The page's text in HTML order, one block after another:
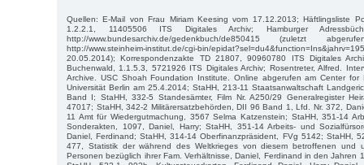
Quellen: E-Mail von Frau Miriam Keesing vom 17.12.2013; Häftlingsliste
1.2.2.1, 11405506 ITS Digitales Archiv; Hamburger
http://www.bundesarchiv.de/gedenkbuch/de850415 (zuletzt
http://www.steinheim-institut.de/cgi-bin/
20.05.2014); Korrespondenzakte TD 21807, 90960780 ITS Digitales
Buchenwald, 1.1.5.3, 5721926 ITS Digitales Archiv; Rosentreter, Alfred.
Archive. USC Shoah Foundation Institute. Online abgerufen am Center for
Universität Berlin am 25.4.2014; StaHH, 213-11 Staatsanwaltschaft
Band I; StaHH, 332-5 Standesämter, Film Nr. A250/29 Generalregister
47017; StaHH, 342-2 Militärersatzbehörden, DII 96 Band 1, Lfd. Nr. 372,
11 Amt für Wiedergutmachung, 3567 Selma Katzenstein; StaHH, 351-14
Sonderakten, 1097, Daniel, Harry; StaHH, 351-14 Arbeits- und
Daniel, Ferdinand; StaHH, 314-14 Oberfinanzpräsident, FVg 5142; StaHH,
477, Statistik der während des Weltkrieges von diesem betroffenen und
Personen bezüglich ihrer Fam. Verhältnisse, Daniel, Ferdinand in den Jahren